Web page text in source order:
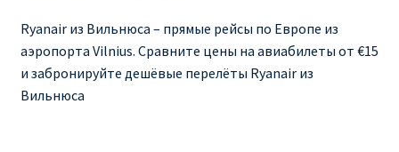
Ryanair пересадки
RYANAIR ПОДГОРИЦА, ЧЕРНОГОРИЯ
Ryanair из Вильнюса – прямые рейсы по Европе из
аэропорта Vilnius. Сравните цены на авиабилеты от €15
и забронируйте дешёвые перелёты Ryanair из
Вильнюса